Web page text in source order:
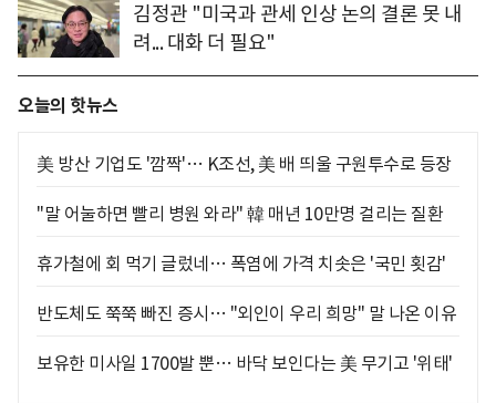
김정관 "미국과 관세 인상 논의 결론 못 내
려... 대화 더 필요"
오늘의 핫뉴스
美 방산 기업도 '깜짝'… K조선, 美 배 띄울 구원투수로 등장
"말 어눌하면 빨리 병원 와라" 韓 매년 10만명 걸리는 질환
휴가철에 회 먹기 글렀네… 폭염에 가격 치솟은 '국민 횟감'
반도체도 쭉쭉 빠진 증시… "외인이 우리 희망" 말 나온 이유
보유한 미사일 1700발 뿐… 바닥 보인다는 美 무기고 '위태'